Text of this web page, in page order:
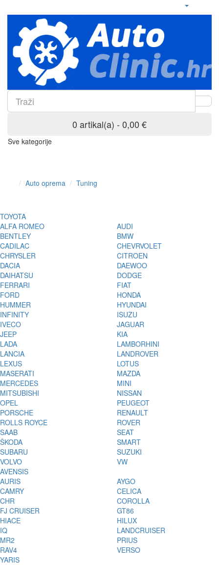
0 artikal(a) - 0,00 €
Sve kategorije
Auto oprema Tuning
TOYOTA
ALFA ROMEO
AUDI
BENTLEY
BMW
CADILAC
CHEVRVOLET
CHRYSLER
CITROEN
DACIA
DAEWOO
DAIHATSU
DODGE
FERRARI
FIAT
FORD
HONDA
HUMMER
HYUNDAI
INFINITY
ISUZU
IVECO
JAGUAR
JEEP
KIA
LADA
LAMBORHINI
LANCIA
LANDROVER
LEXUS
LOTUS
MASERATI
MAZDA
MERCEDES
MINI
MITSUBISHI
NISSAN
OPEL
PEUGEOT
PORSCHE
RENAULT
ROLLS ROYCE
ROVER
SAAB
SEAT
ŠKODA
SMART
SUBARU
SUZUKI
VOLVO
VW
AVENSIS
AURIS
AYGO
CAMRY
CELICA
CHR
COROLLA
FJ CRUISER
GT86
HIACE
HILUX
IQ
LANDCRUISER
MR2
PRIUS
RAV4
VERSO
YARIS